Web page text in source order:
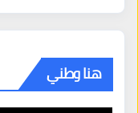
هنا وطني